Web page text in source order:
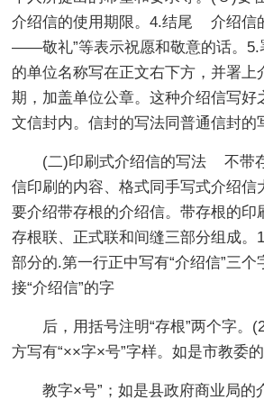
介绍信的使用期限。4.结尾 介绍信
——敬礼”等表示祝愿和敬意的话。
的单位名称写在正文右下方，并署上
期，加盖单位公章。这种介绍信写好
文信封内。信封的写法同普通信封的
(二)印刷式介绍信的写法 不带
信印刷的内容、格式同手写式介绍信
要介绍带存根的介绍信。带存根的印
存根联、正式联和间缝三部分组成。
部分的.第一行正中写有“介绍信”三个
接“介绍信”的字
后，用括号注明“存根”两个字。
方写有“××字×号”字样。如是市教委
教字×号”；如是县政府商业局的